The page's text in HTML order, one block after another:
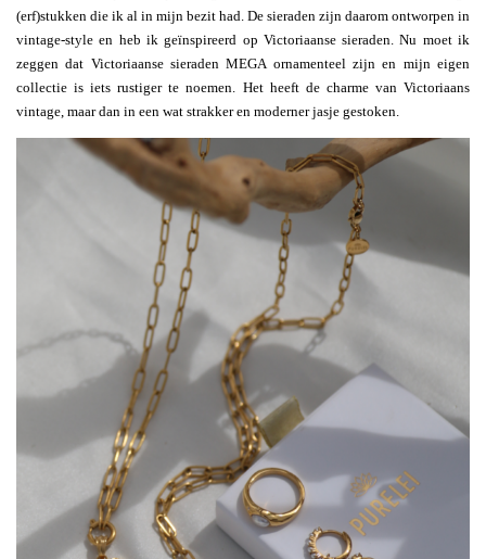
(erf)stukken die ik al in mijn bezit had. De sieraden zijn daarom ontworpen in
vintage-style en heb ik geïnspireerd op Victoriaanse sieraden. Nu moet ik
zeggen dat Victoriaanse sieraden MEGA ornamenteel zijn en mijn eigen
collectie is iets rustiger te noemen. Het heeft de charme van Victoriaans
vintage, maar dan in een wat strakker en moderner jasje gestoken.